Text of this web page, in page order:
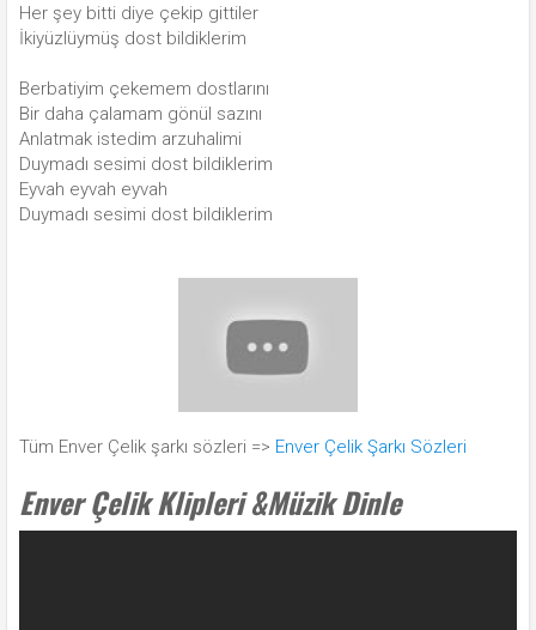
Her şey bitti diye çekip gittiler
İkiyüzlüymüş dost bildiklerim
Berbatiyim çekemem dostlarını
Bir daha çalamam gönül sazını
Anlatmak istedim arzuhalimi
Duymadı sesimi dost bildiklerim
Eyvah eyvah eyvah
Duymadı sesimi dost bildiklerim
Tüm Enver Çelik şarkı sözleri => Enver Çelik Şarkı Sözleri
Enver Çelik Klipleri &Müzik Dinle